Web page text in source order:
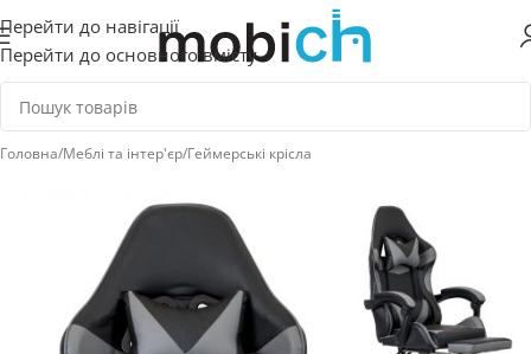
Перейти до навігації
Перейти до основного вмісту
Головна/Меблі та інтер'єр/Геймерські крісла